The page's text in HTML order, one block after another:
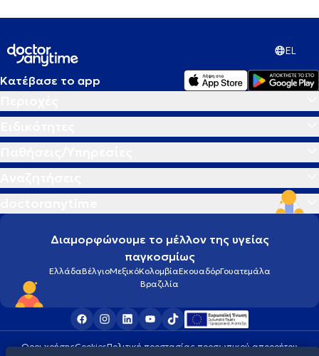
EL
Κατέβασε το app
Διαμορφώνουμε το μέλλον της υγείας
παγκοσμίως
ΕλλάδαΒέλγιοΜεξικόΚολομβίαΕκουαδόρΓουατεμάλα
Βραζιλία
Οροι χρήσηςCookiesΠολιτική προστασίας προσωπικού απορρήτου